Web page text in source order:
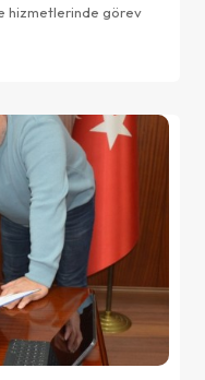
hizmetlerinde görev